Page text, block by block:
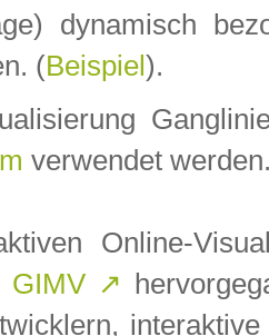
dynamisch
(Beispiel ).
verwendet
Online-
GIMV ↗